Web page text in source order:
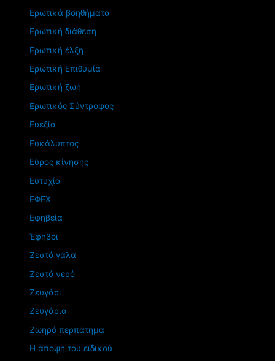
Ερωτικά βοηθήματα
Ερωτική διάθεση
Ερωτική έλξη
Ερωτική Επιθυμία
Ερωτική ζωή
Ερωτικός Σύντροφος
Ευεξία
Ευκάλυπτος
Εύρος κίνησης
Ευτυχία
ΕΦΕΧ
Εφηβεία
Έφηβοι
Ζεστό γάλα
Ζεστό νερό
Ζευγάρι
Ζευγάρια
Ζωηρό περπάτημα
Η άποψη του ειδικού